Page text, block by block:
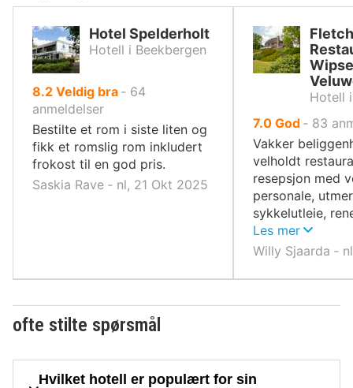
Hotel Spelderholt
Hotell i Beekbergen
8.2 av
10,
Veldig bra ‐ 64
anmeldelser
Bestilte et rom i siste liten og
fikk et romslig rom inkludert
frokost til en god pris.
Saskia Rave ‐ nl, 21 Okt 2025
Hotell
7.0av
10,
God ‐ 83
Vakker
velholdt
resepsjon med
personale,
sykkelutleie,
håndklær.
Les mer
Willy Sjaarda ‐
ofte stilte spørsmål
Hvilket hotell er populært for sin